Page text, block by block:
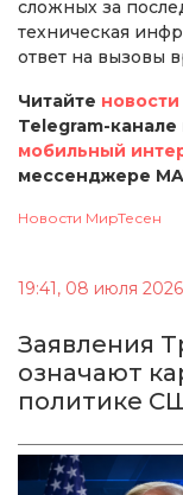
сложных за
техническая
ответ на вызовы
Читайте
Telegram-канале
мобильный
мессенджере
Новости МирТесен
19:41, 08 июля 2026
Заявления
означают
политике